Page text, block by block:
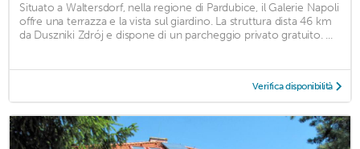
Situato a Waltersdorf, nella regione di Pardubice, il Galerie Napoli
offre una terrazza e la vista sul giardino. La struttura dista 46 km
da Duszniki Zdrój e dispone di un parcheggio privato gratuito. ...
Verifica disponibilità